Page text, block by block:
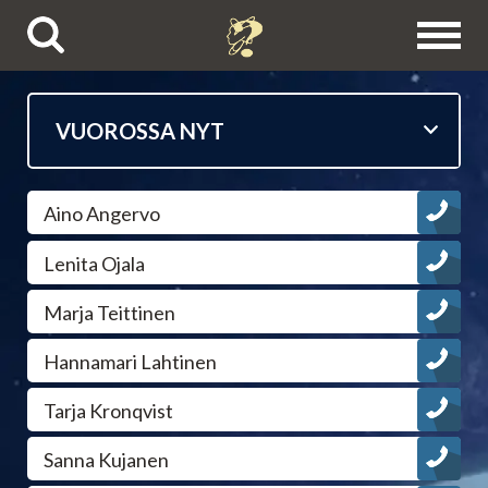
Puhelinpalvelut
Tietäjien esittelyt
Astrologit
Ennustajat
Selvänäkijät
Aino Angervo
Lenita Ojala
Marja Teittinen
Hannamari Lahtinen
Tarja Kronqvist
Sanna Kujanen